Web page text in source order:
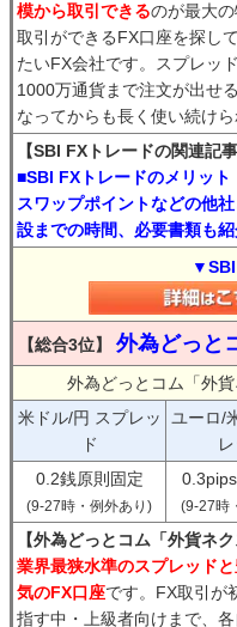
模から取引できるのが最大
取引ができるFX口座を探し
たいFX会社です。スプレッ
1000万通貨まで注文が出せ
なってからも長く使い続けら
【SBI FXトレードの関連記事
■SBI FXトレードのメリット
スワップポイントなどの他
設までの時間、必要書類も紹
【総合3位】 外為どっと
外為どっとコム「外
米ドル/円 スプレッ
ド
ユーロ/
0.2銭原則固定
(9-27時・例外あり) (9-27時
【外為どっとコム「外貨ネ
業界最狭水準のスプレッド
気のFX口座です。FX取引が
指す中・上級者向けまで、